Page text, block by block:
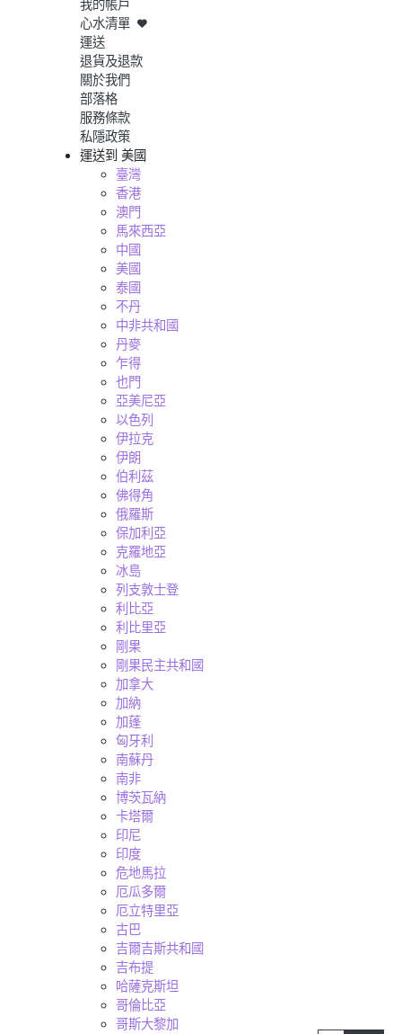
我的帳戶
心水清單
運送
退貨及退款
關於我們
部落格
服務條款
私隱政策
運送到 美國
臺灣
香港
澳門
馬來西亞
中國
美國
泰國
不丹
中非共和國
丹麥
乍得
也門
亞美尼亞
以色列
伊拉克
伊朗
伯利茲
佛得角
俄羅斯
保加利亞
克羅地亞
冰島
列支敦士登
利比亞
利比里亞
剛果
剛果民主共和國
加拿大
加納
加蓬
匈牙利
南蘇丹
南非
博茨瓦納
卡塔爾
印尼
印度
危地馬拉
厄瓜多爾
厄立特里亞
古巴
吉爾吉斯共和國
吉布提
哈薩克斯坦
哥倫比亞
哥斯大黎加